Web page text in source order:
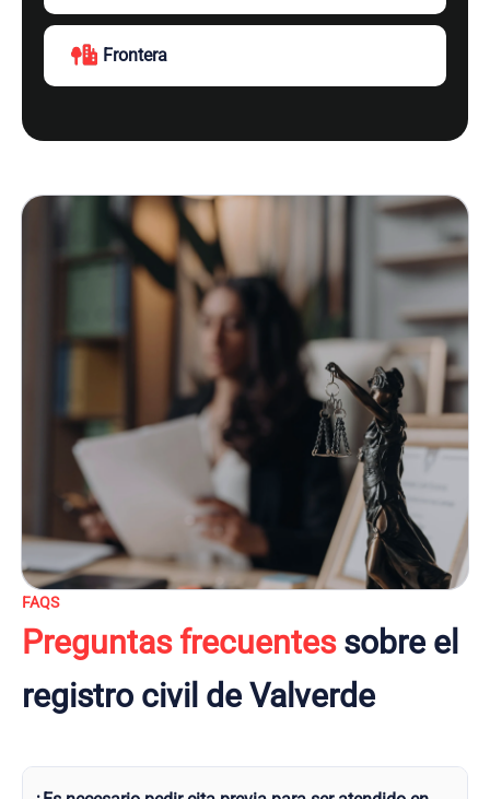
Frontera
FAQS
Preguntas frecuentessobre el
registro civil de Valverde